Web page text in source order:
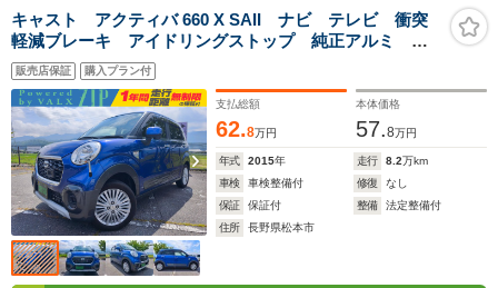
キャスト アクティバ 660 X SAII ナビ テレビ 衝突
軽減ブレーキ アイドリングストップ 純正アルミ イ
ンテリキー 一年間保証付き 車検整備付き
販売店保証 購入プラン付
支払総額
62.8万円
本体価格
57.8万円
年式 2015年 走行 8.2万km
車検
車検整備付 修復
なし
保証
保証付 整備
法定整備付
住所
長野県松本市